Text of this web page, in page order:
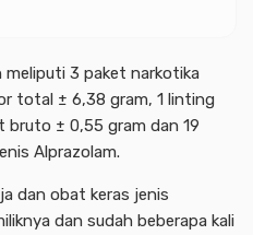
meliputi 3 paket narkotika
total ± 6,38 gram, 1 linting
bruto ± 0,55 gram dan 19
Alprazolam.
dan obat keras jenis
dan sudah beberapa kali